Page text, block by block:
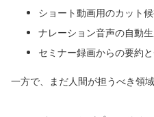
ショート動画用のカット
ナレーション音声の自動
セミナー録画からの要約
一方で、まだ人間が担うべき領域